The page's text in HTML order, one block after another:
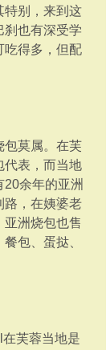
特别，来到这
刹也有深受学
吃得多，但配
包莫属。在芙
代表，而当地
20余年的亚洲
路，在姨婆老
亚洲烧包也售
包、蛋挞、
芙蓉当地是